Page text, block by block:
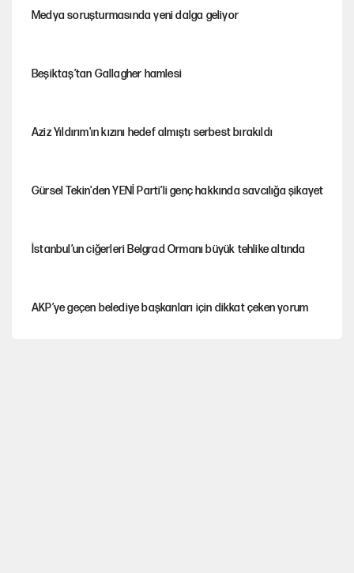
Medya soruşturmasında yeni dalga geliyor
Beşiktaş’tan Gallagher hamlesi
Aziz Yıldırım'ın kızını hedef almıştı serbest bırakıldı
Gürsel Tekin'den YENİ Parti’li genç hakkında savcılığa şikayet
İstanbul’un ciğerleri Belgrad Ormanı büyük tehlike altında
AKP’ye geçen belediye başkanları için dikkat çeken yorum